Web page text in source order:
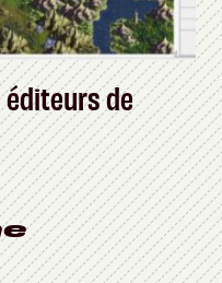
éditeurs de